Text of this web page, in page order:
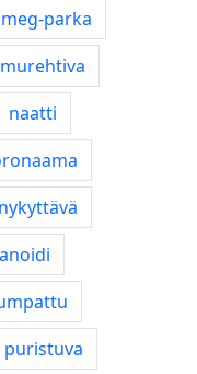
meg-parka
murehtiva
naatti
nykyttävä
puristuva